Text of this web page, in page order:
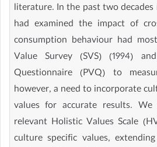
literature. In the past two decades
had examined the impact of
consumption behaviour had
Value Survey (SVS) (1994)
Questionnaire (PVQ) to
however, a need to incorporate
values for accurate results.
relevant Holistic Values Scale
culture specific values,